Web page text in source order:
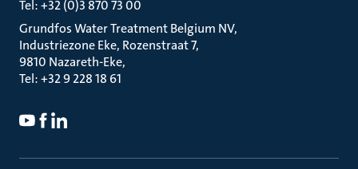
Tel: +32 (0)3 870 73 00
Grundfos Water Treatment Belgium NV
Industriezone Eke, Rozenstraat 7
9810 Nazareth-Eke
Tel: +32 9 228 18 61